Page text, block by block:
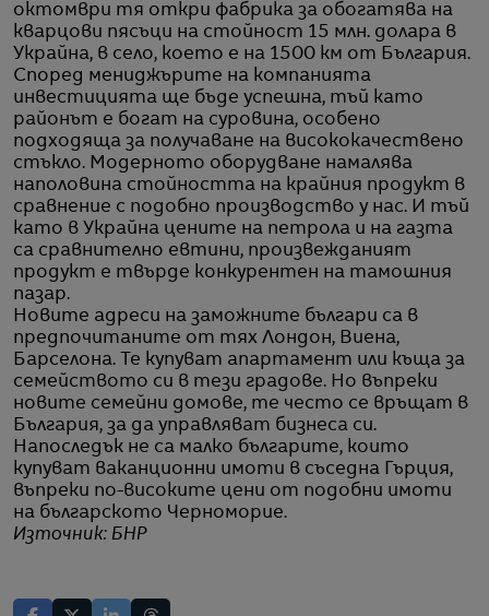
октомври тя откри фабрика за обогатява на
кварцови пясъци на стойност 15 млн. долара в
Украйна, в село, което е на 1500 км от България.
Според мениджърите на компанията
инвестицията ще бъде успешна, тъй като
районът е богат на суровина, особено
подходяща за получаване на висококачествено
стъкло. Модерното оборудване намалява
наполовина стойността на крайния продукт в
сравнение с подобно производство у нас. И тъй
като в Украйна цените на петрола и на газта
са сравнително евтини, произвежданият
продукт е твърде конкурентен на тамошния
пазар.
Новите адреси на заможните българи са в
предпочитаните от тях Лондон, Виена,
Барселона. Те купуват апартамент или къща за
семейството си в тези градове. Но въпреки
новите семейни домове, те често се връщат в
България, за да управляват бизнеса си.
Напоследък не са малко българите, които
купуват ваканционни имоти в съседна Гърция,
въпреки по-високите цени от подобни имоти
на българското Черноморие.
Източник: БНР